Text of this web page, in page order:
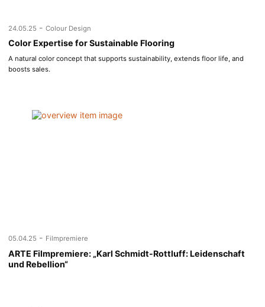
24.05.25 - Colour Design
Color Expertise for Sustainable Flooring
A natural color concept that supports sustainability, extends floor life, and
boosts sales.
05.04.25 - Filmpremiere
ARTE Filmpremiere: „Karl Schmidt-Rottluff: Leidenschaft
und Rebellion“